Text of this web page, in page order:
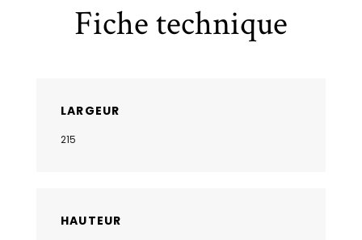
Fiche technique
LARGEUR
215
HAUTEUR